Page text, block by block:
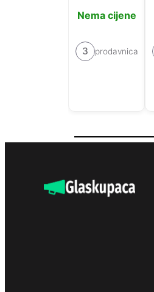
Nema cijene
3 prodavnica